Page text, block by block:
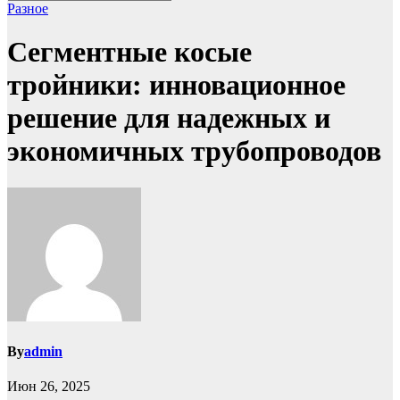
Разное
Сегментные косые
тройники: инновационное
решение для надежных и
экономичных трубопроводов
Byadmin
Июн 26, 2025